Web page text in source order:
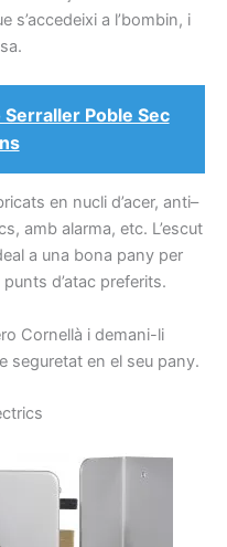
s’accedeixi a l’bombin, i
Poble Sec
en nucli d’acer, anti–
amb alarma, etc. L’escut
a una bona pany per
punts d’atac preferits.
Cornellà i demani-li
seguretat en el seu pany.